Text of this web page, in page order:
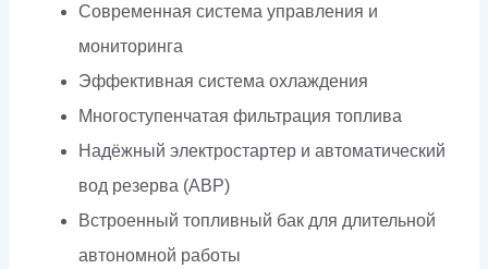
Современная система управления и
мониторинга
Эффективная система охлаждения
Многоступенчатая фильтрация топлива
Надёжный электростартер и автоматический
вод резерва (АВР)
Встроенный топливный бак для длительной
автономной работы